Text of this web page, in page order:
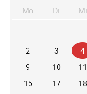
Mo
Di enstag
Mi
2
3 4
9
10 11
16
17 18